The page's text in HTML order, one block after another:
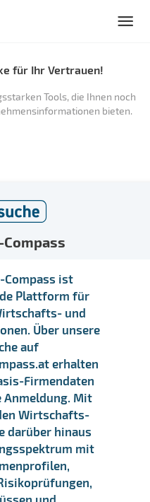
für Ihr Vertrauen!
Tools, die Ihnen noch
bieten.
ist
Plattform für
und
Über unsere
auf
erhalten
Firmendaten
Anmeldung. Mit
Wirtschafts-
darüber hinaus
mit
und